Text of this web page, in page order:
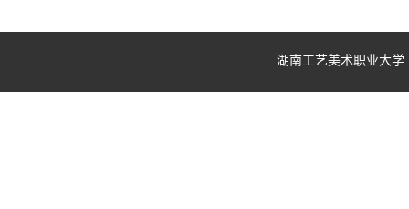
湖南工艺美术职业大